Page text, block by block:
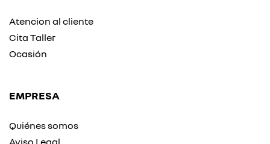
Atencion al cliente
Cita Taller
Ocasión
EMPRESA
Quiénes somos
Aviso Legal